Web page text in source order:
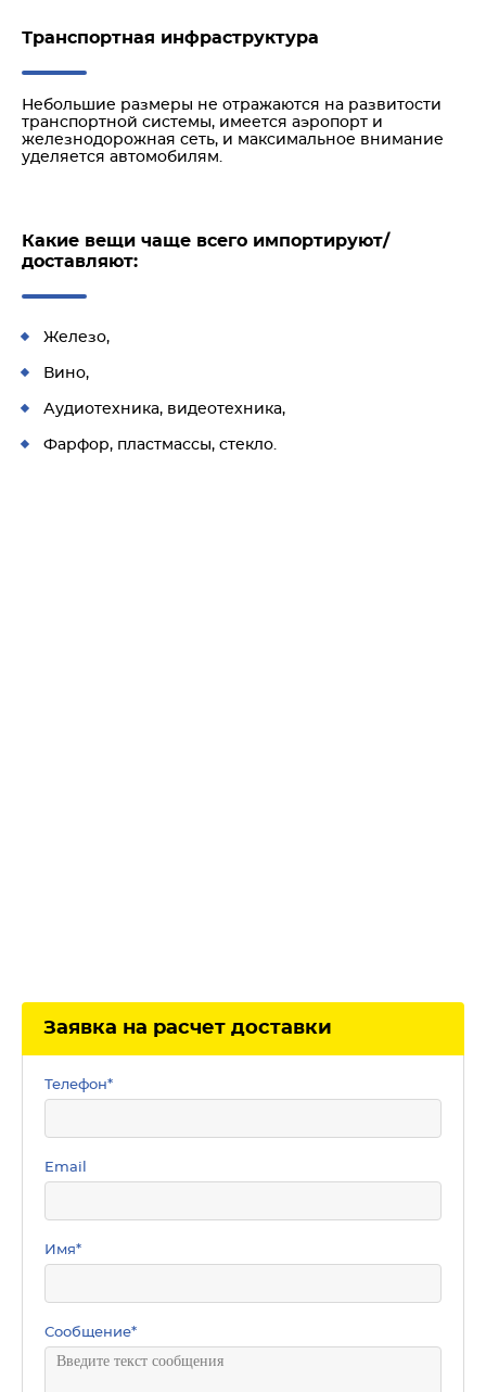
Транспортная инфраструктура
Небольшие размеры не отражаются на развитости
транспортной системы, имеется аэропорт и
железнодорожная сеть, и максимальное внимание
уделяется автомобилям.
Какие вещи чаще всего импортируют/
доставляют:
Железо,
Вино,
Аудиотехника, видеотехника,
Фарфор, пластмассы, стекло.
Заявка на расчет доставки
Телефон*
Email
Имя*
Сообщение*